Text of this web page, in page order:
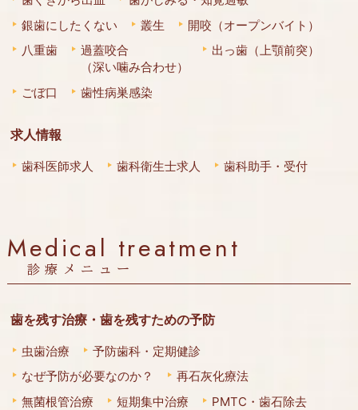
銀歯にしたくない
叢生
開咬（オープンバイト）
八重歯
過蓋咬合
（深い噛み合わせ）
出っ歯（上顎前突）
ごぼ口 歯性病巣感染
求人情報
歯科医師求人 歯科衛生士求人 歯科助手・受付
Medical treatment
診療メニュー
歯を残す治療・歯を残すための予防
虫歯治療
予防歯科・定期健診
なぜ予防が必要なのか？
再石灰化療法
無菌根管治療
短期集中治療
PMTC・歯石除去